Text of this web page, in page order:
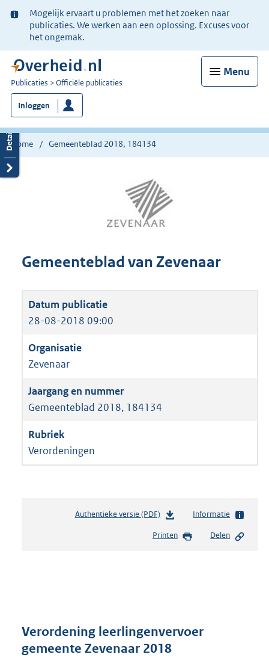
Ter
informatie:
Mogelijk ervaart u problemen met het zoeken naar
publicaties. We werken aan een oplossing. Excuses voor
het ongemak.
Menu
U
bent
nu
hier:
Publicaties Officiële publicaties
Inloggen
Home Gemeenteblad 2018, 184134
Gemeenteblad van Zevenaar
28-08-2018 09:00
Zevenaar
Gemeenteblad 2018, 184134
Verordeningen
Authentieke versie (PDF)b
s
r
o
Informatie
Printen Delen
Verordening leerlingenvervoer
gemeente Zevenaar 2018